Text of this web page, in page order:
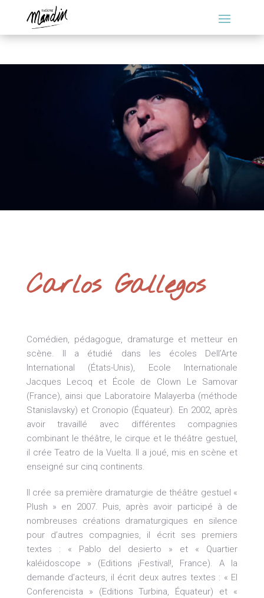
Carlos Gallegos
Comédien, pédagogue, dramaturge et metteur en
scène. Il a étudié dans les écoles Dell’Arte
International (États-Unis), Ecole Internationale
Jacques Lecoq et École de Clown Le Samovar
(France), ainsi que Laboratoire Malayerba (méthode
Stanislavsky) et Cronopio (Équateur). En 2002, après
avoir travaillé avec différentes compagnies
combinant le théâtre, le cirque et le théâtre gestuel,
il crée Teatro de la Vuelta. Il a joué, mis en scène et
enseigné sur cinq continents.
Il crée sa première dramaturgie de théâtre gestuel «
Plush » en 2007. Puis, après avoir participé à de
nombreuses créations dramaturgiques en silence
pour d’autres compagnies, il écrit ses premiers
textes : « Pablo del desierto » et « Quartier
kaléidoscope » (Editions ¡Festival!, France). A la
demande d’acteurs, il écrit deux autres textes : « El
Conferencista » (Editions Turbina, Équateur) et «